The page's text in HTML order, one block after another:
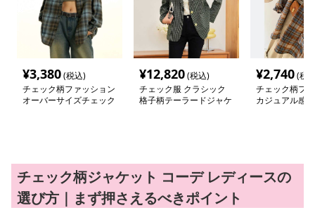
¥3,380(税込)
チェック柄ファッション
オーバーサイズチェック
¥12,820(税込)
チェック服 クラシック
格子柄テーラードジャケ
¥2,740(税
チェック柄フ
カジュアル感
チェック柄ジャケット コーデ レディースの
選び方｜まず押さえるべきポイント